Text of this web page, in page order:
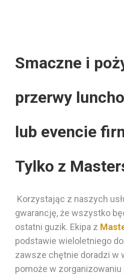
Smaczne i
przerwy
lub evencie
Tylko z
Korzystając z naszych
gwarancję, że wszystko
ostatni guzik. Ekipa z
podstawie wieloletniego
zawsze chętnie doradzi w
pomoże w zorganizowaniu